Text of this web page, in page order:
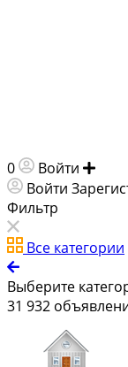
0 Войти
Войти
Фильтр
Все категории
Выберите
31 932